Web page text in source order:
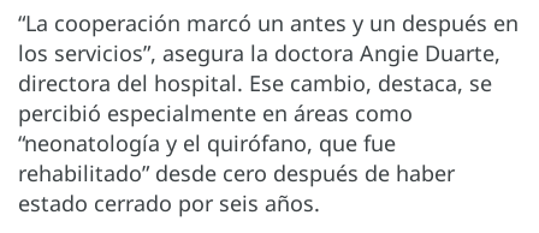
“La cooperación marcó un antes y un después en
los servicios”, asegura la doctora Angie Duarte,
directora del hospital. Ese cambio, destaca, se
percibió especialmente en áreas como
“neonatología y el quirófano, que fue
rehabilitado” desde cero después de haber
estado cerrado por seis años.